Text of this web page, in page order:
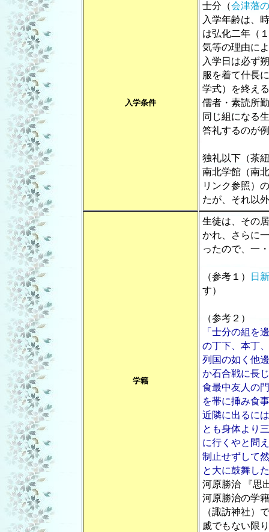
入学条件
士分（会津藩
入学年齢は、
は弘化二年（
気等の理由に
入学日は必ず
服を着て什長
学式）を終え
儒者・素読所
同じ組になる
答礼するのが
独礼以下（茶
南北学館（南
リンク参照）
たが、それ以
学籍
生徒は、その
かれ、さらに
ったので、一
（参考１）
日
す）
（参考２）
「士分の組を
の丁下、本丁
列国の如く他
か石合戦に長
食最中友人の
を帯に挿み食
近隣に出るに
とも身体より
に行くやと問
制止せずして
と大に鼓舞し
河原勝治 『思
河原勝治の学
（諏訪神社）
戚でもない限